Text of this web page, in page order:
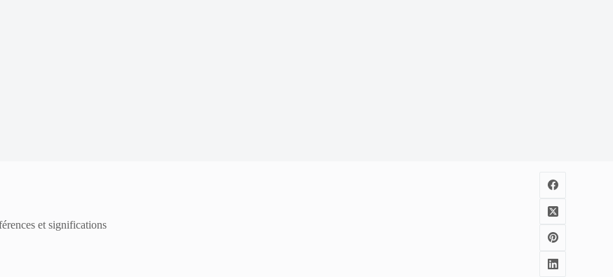
et significations